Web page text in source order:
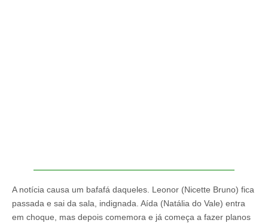
A notícia causa um bafafá daqueles. Leonor (Nicette Bruno) fica
passada e sai da sala, indignada. Aída (Natália do Vale) entra
em choque, mas depois comemora e já começa a fazer planos